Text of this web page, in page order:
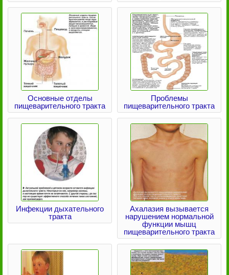
Основные отделы
пищеварительного тракта
Проблемы
пищеварительного тракта
Инфекции дыхательного
тракта
Ахалазия вызывается
нарушением нормальной
функции мышц
пищеварительного тракта